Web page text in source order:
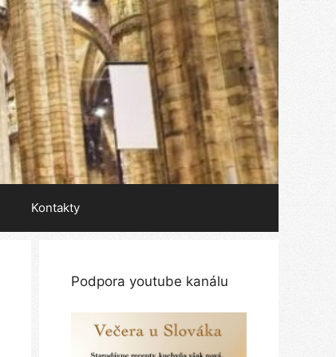
Kontakty
Podpora youtube kanálu